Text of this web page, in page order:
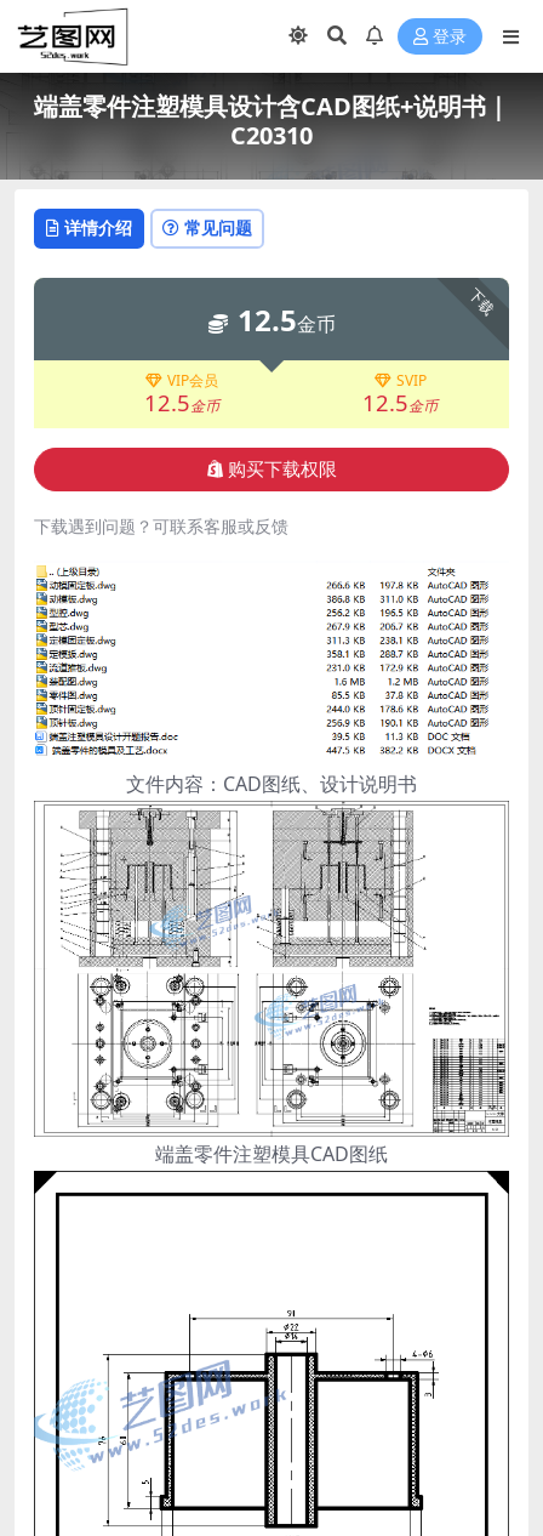
登录
端盖零件注塑模具设计含CAD图纸+说明书｜
C20310
详情介绍 常见问题
下载
12.5金币
VIP会员
12.5金币
SVIP
12.5金币
购买下载权限
下载遇到问题？可联系客服或反馈
文件内容：CAD图纸、设计说明书
端盖零件注塑模具CAD图纸